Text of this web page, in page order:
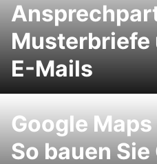
Musterbriefe
E-Mails
Google
So bauen